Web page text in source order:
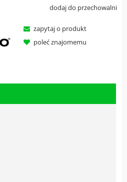
dodaj do przechowalni
zapytaj o produkt
poleć znajomemu